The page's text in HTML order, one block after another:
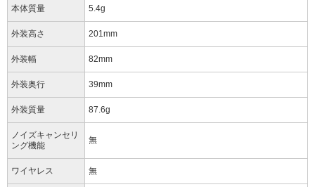
本体質量
5.4g
外装高さ 201mm
外装幅 82mm
外装奥行 39mm
外装質量 87.6g
ノイズキャンセリ
ング機能
無
ワイヤレス 無